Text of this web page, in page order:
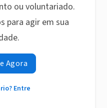
ou voluntariado.
para agir em sua
Agora
Entre